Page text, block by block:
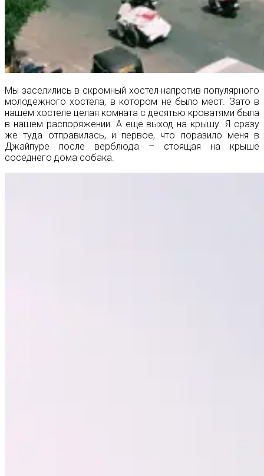
Мы заселились в скромный хостел напротив популярного
молодежного хостела, в котором не было мест. Зато в
нашем хостеле целая комната с десятью кроватями была
в нашем распоряжении. А еще выход на крышу. Я сразу
же туда отправилась, и первое, что поразило меня в
Джайпуре после верблюда – стоящая на крыше
соседнего дома собака.